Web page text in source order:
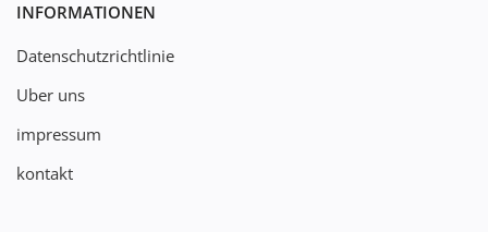
INFORMATIONEN
Datenschutzrichtlinie
Uber uns
impressum
kontakt